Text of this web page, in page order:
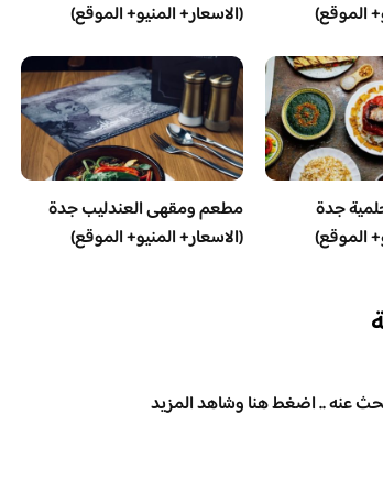
الموقع)
(الاسعار+ المنيو+ الموقع)
جدة
الموقع)
مطعم ومقهى العندليب جدة
(الاسعار+ المنيو+ الموقع)
عنه .. اضغط هنا وشاهد المزيد